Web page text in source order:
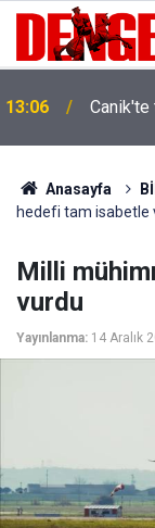
13:06 Canik'te
Anasayfa
hedefi tam isabetle
Milli
vurdu
Yayınlanma: 14 Aralık